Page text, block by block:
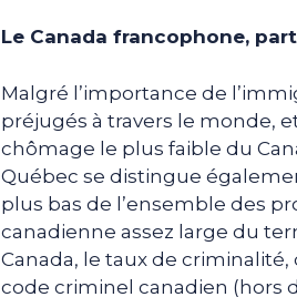
Le Canada francophone,
Malgré l’importance de
préjugés à travers le monde,
chômage le plus faible du
Québec se distingue
plus bas de l’ensemble des
canadienne assez large du
Canada, le taux de
code criminel canadien (hors